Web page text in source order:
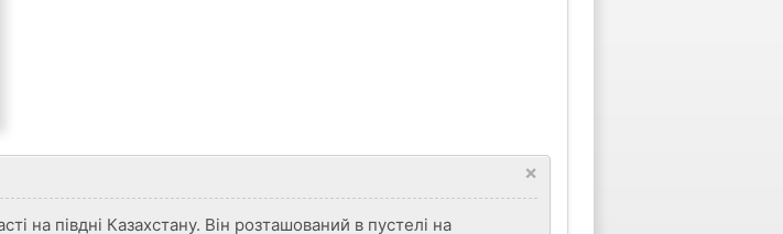
×
на півдні Казахстану. Він розташований в пустелі на